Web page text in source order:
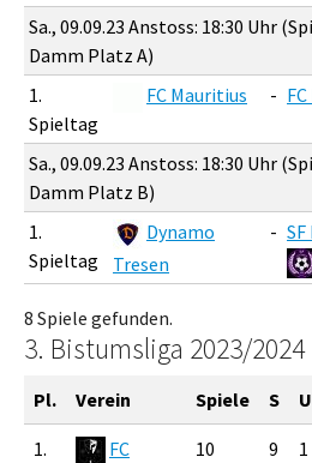
Sa., 09.09.23 Anstoss: 18:30 Uhr
Damm Platz A)
1.
Spieltag
FC Mauritius -
Sa., 09.09.23 Anstoss: 18:30 Uhr
Damm Platz B)
1.
Spieltag
Dynamo
Tresen
-
8 Spiele gefunden.
3. Bistumsliga 2023/2024
Pl. Verein Spiele S U
1.
FC
10 9 1